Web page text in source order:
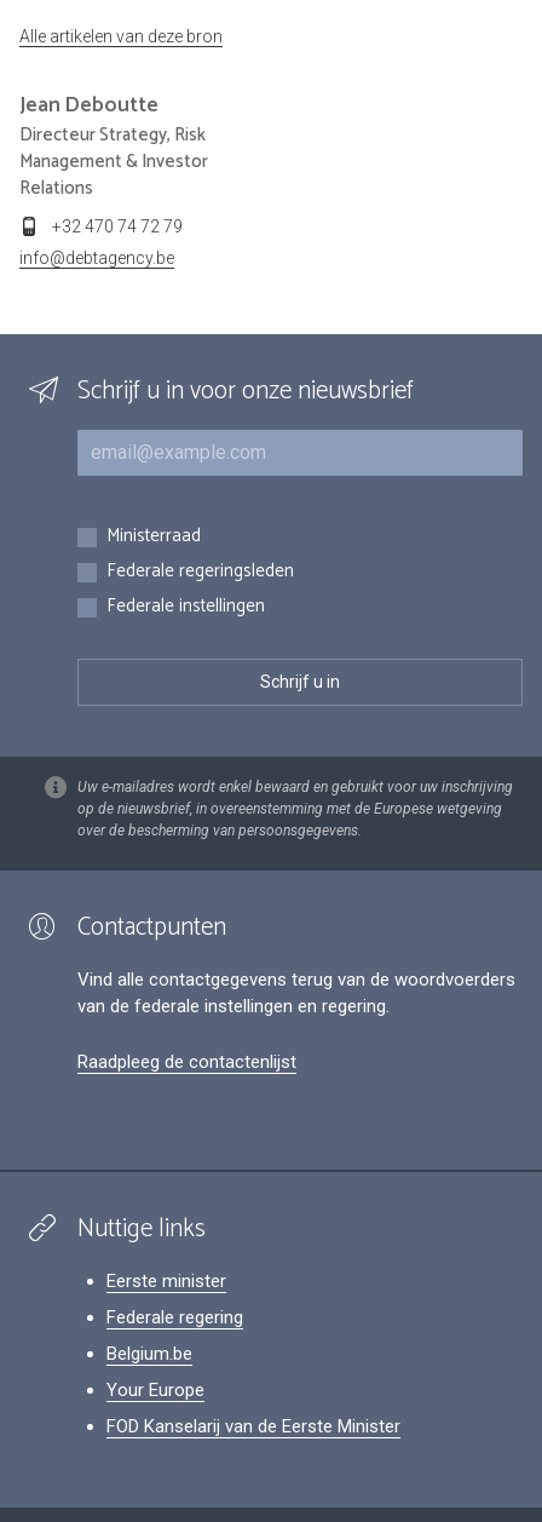
Alle artikelen van deze bron
Jean Deboutte
Directeur Strategy, Risk
Management & Investor
Relations
+32 470 74 72 79
info@debtagency.be
Schrijf u in voor onze nieuwsbrief
E-mail
Inschrijvingen
Ministerraad
Federale regeringsleden
Federale instellingen
Uw e-mailadres wordt enkel bewaard en gebruikt voor uw inschrijving
op de nieuwsbrief, in overeenstemming met de Europese wetgeving
over de bescherming van persoonsgegevens.
Contactpunten
Vind alle contactgegevens terug van de woordvoerders
van de federale instellingen en regering.
Raadpleeg de contactenlijst
Nuttige links
Eerste minister
Federale regering
Belgium.be
Your Europe
FOD Kanselarij van de Eerste Minister